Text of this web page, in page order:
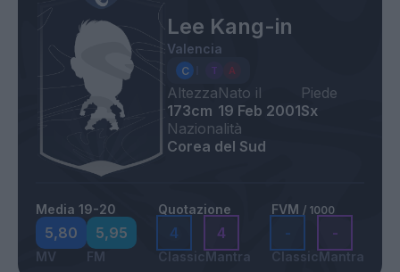
Lee Kang-in
Valencia
Altezza
173cm
Nato il
19 Feb 2001
Piede
Sx
Nazionalità
Corea del Sud
Media 19-20
5,80
MV
5,95
FM
Quotazione
4
Classic
4
Mantra
FVM / 1000
-
Classic
-
Mantra